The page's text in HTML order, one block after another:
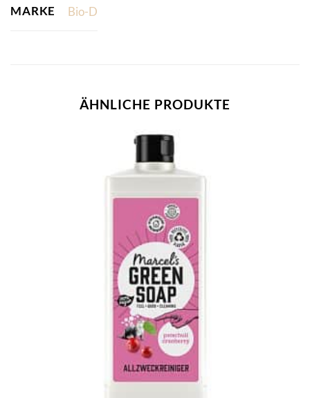
MARKE Bio-D
ÄHNLICHE PRODUKTE